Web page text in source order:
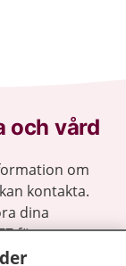
och vård
om
kontakta.
dina
för